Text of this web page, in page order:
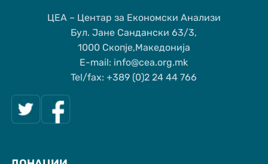
ЦЕА – Центар за Економски Анализи
Бул. Јане Сандански 63/3,
1000 Скопје,Македонија
Е-mail: info@cea.org.mk
Tel/fax: +389 (0)2 24 44 766